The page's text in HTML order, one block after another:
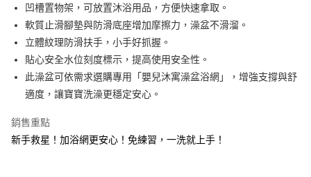
用戶於交易時，得透過本服務購買商品或服務，並由商店將買賣／分期付款
買賣價金債權讓與本公司後，依約使用本公司帳單繳交帳款。
2.基於同意付款使用「大哥付你分期」之契約關係目的，商店將以您的個人
資料（包含姓名、電話或地址）提供予台灣大哥大進項蒐集、處理及利用，
由本公司與您本人進行分期帳單所需資料之確認、核對及更正。
3.完整用戶服務條款，請詳閱以下連結：https://oppay.tw/userRule
※ 請注意：結帳手續完成當下不需立刻繳費，但若您需要取消訂單，請聯絡
購買商品的店家。未經商家同意取消之訂單仍視為有效，需透過AFTEE先享
後付繳納相關費用。
※ 交易是否成功請以「AFTEE先享後付 」之結帳頁面顯示為準，若有關於
是否繳費成功／繳費後需取消欲退款等相關疑問，請聯繫「AFTEE先享後付
【注意事項】
易，需依本服務之必要範圍內提供個人資料，並將交易相關給付款項請求債
權轉讓予恩沛科技股份有限公司。
２．關於個人資料處理事宜，請瀏覽以下網址：
凹槽置物架，可放置沐浴用品，方便快速拿取。
軟質止滑腳墊與防滑底座增加摩擦力，澡盆不滑溜。
立體紋理防滑扶手，小手好抓握。
貼心安全水位刻度標示，提高使用安全性。
此澡盆可依需求選購專用「嬰兒沐寓澡盆浴網」，增強支撐與舒
適度，讓寶寶洗澡更穩定安心。
銷售重點
新手救星！加浴網更安心！免練習，一洗就上手！